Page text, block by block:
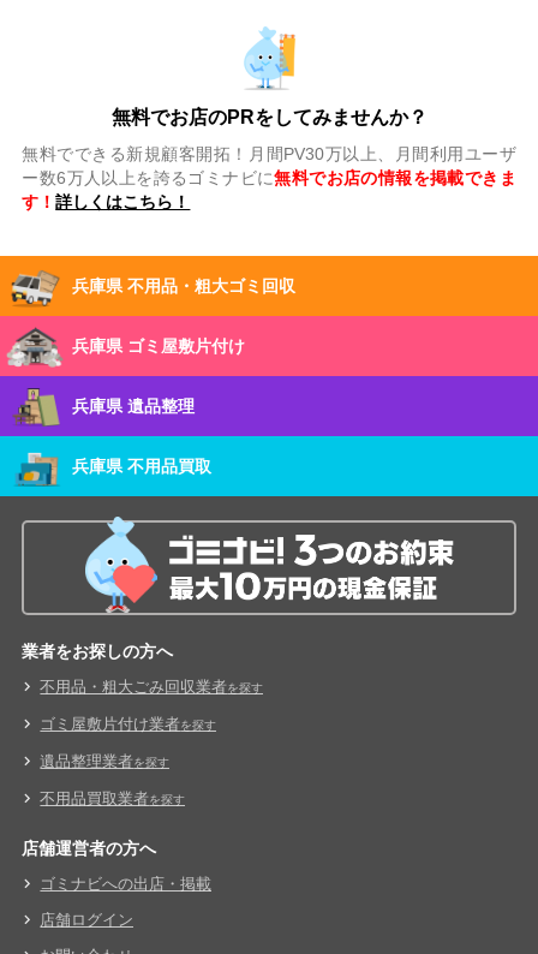
無料でお店のPRをしてみませんか？
無料でできる新規顧客開拓！月間PV30万以上、月間利用ユーザ
ー数6万人以上を誇るゴミナビに無料でお店の情報を掲載できま
す！詳しくはこちら！
兵庫県 不用品・粗大ゴミ回収
兵庫県 ゴミ屋敷片付け
兵庫県 遺品整理
兵庫県 不用品買取
業者をお探しの方へ
不用品・粗大ごみ回収業者を探す
ゴミ屋敷片付け業者を探す
遺品整理業者を探す
不用品買取業者を探す
店舗運営者の方へ
ゴミナビへの出店・掲載
店舗ログイン